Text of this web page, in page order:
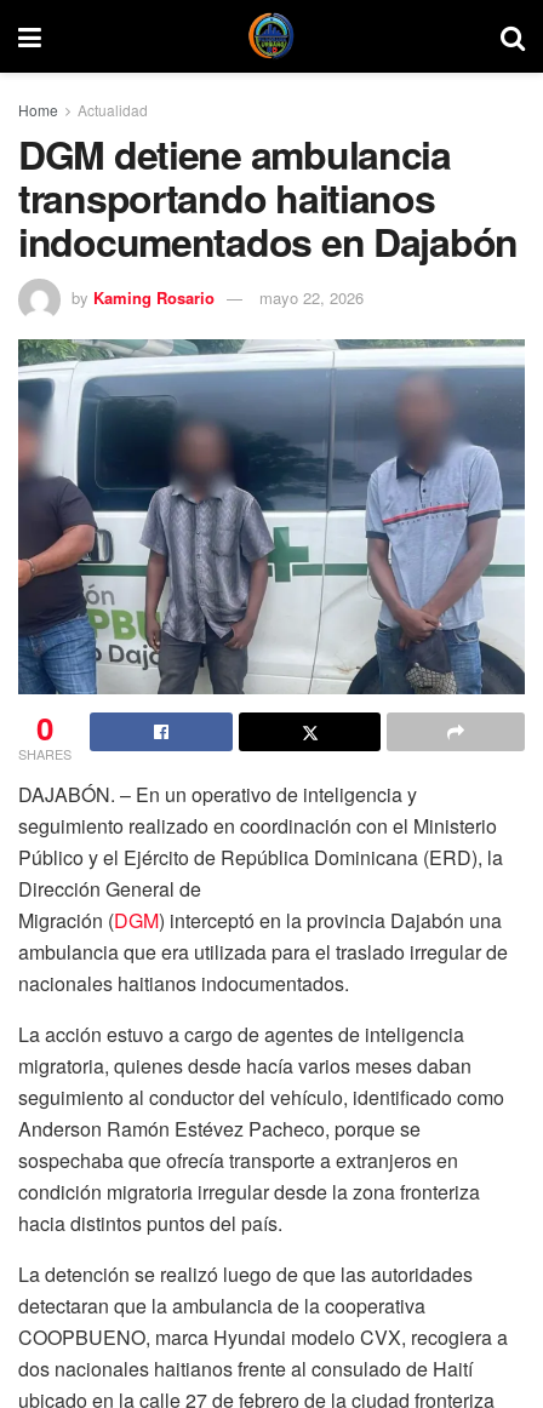
Home Actualidad
DGM detiene ambulancia
transportando haitianos
indocumentados en Dajabón
by Kaming Rosario mayo 22, 2026
0
SHARES
DAJABÓN. – En un operativo de inteligencia y
seguimiento realizado en coordinación con el Ministerio
Público y el Ejército de República Dominicana (ERD), la
Dirección General de
Migración (DGM) interceptó en la provincia Dajabón una
ambulancia que era utilizada para el traslado irregular de
nacionales haitianos indocumentados.
La acción estuvo a cargo de agentes de inteligencia
migratoria, quienes desde hacía varios meses daban
seguimiento al conductor del vehículo, identificado como
Anderson Ramón Estévez Pacheco, porque se
sospechaba que ofrecía transporte a extranjeros en
condición migratoria irregular desde la zona fronteriza
hacia distintos puntos del país.
La detención se realizó luego de que las autoridades
detectaran que la ambulancia de la cooperativa
COOPBUENO, marca Hyundai modelo CVX, recogiera a
dos nacionales haitianos frente al consulado de Haití
ubicado en la calle 27 de febrero de la ciudad fronteriza